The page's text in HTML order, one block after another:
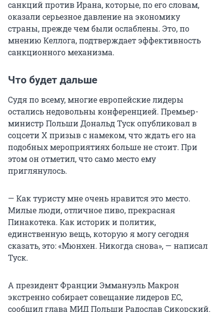
санкций против Ирана, которые, по его словам,
оказали серьезное давление на экономику
страны, прежде чем были ослаблены. Это, по
мнению Келлога, подтверждает эффективность
санкционного механизма.
Что будет дальше
Судя по всему, многие европейские лидеры
остались недовольны конференцией. Премьер-
министр Польши Дональд Туск опубликовал в
соцсети X призыв с намеком, что ждать его на
подобных мероприятиях больше не стоит. При
этом он отметил, что само место ему
приглянулось.
— Как туристу мне очень нравится это место.
Милые люди, отличное пиво, прекрасная
Пинакотека. Как историк и политик,
единственную вещь, которую я могу сегодня
сказать, это: «Мюнхен. Никогда снова», — написал
Туск.
А президент Франции Эммануэль Макрон
экстренно собирает совещание лидеров ЕС,
сообщил глава МИД Польши Радослав Сикорский.